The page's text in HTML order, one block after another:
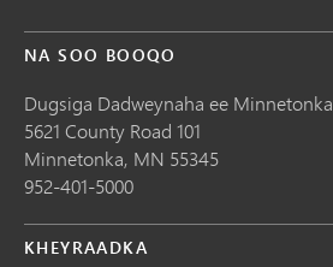
NA SOO BOOQO
Dugsiga Dadweynaha ee Minnetonka
5621 County Road 101
Minnetonka, MN 55345
952-401-5000
KHEYRAADKA